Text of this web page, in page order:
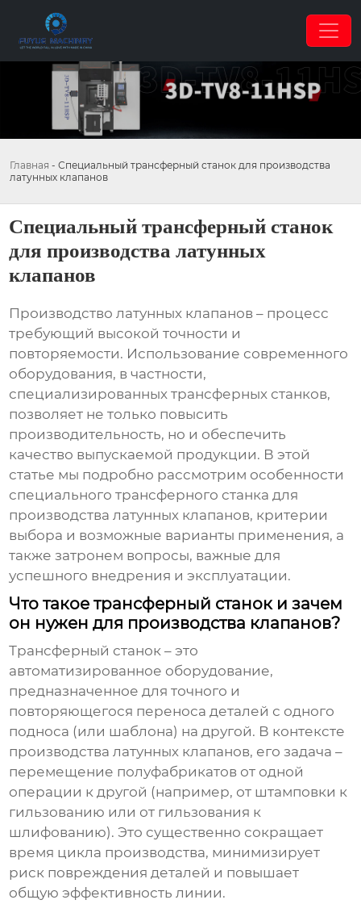
Главная - Специальный трансферный станок для производства
латунных клапанов
Специальный трансферный станок
для производства латунных
клапанов
Производство латунных клапанов – процесс
требующий высокой точности и
повторяемости. Использование современного
оборудования, в частности,
специализированных трансферных станков,
позволяет не только повысить
производительность, но и обеспечить
качество выпускаемой продукции. В этой
статье мы подробно рассмотрим особенности
специального трансферного станка для
производства латунных клапанов, критерии
выбора и возможные варианты применения, а
также затронем вопросы, важные для
успешного внедрения и эксплуатации.
Что такое трансферный станок и зачем
он нужен для производства клапанов?
Трансферный станок – это
автоматизированное оборудование,
предназначенное для точного и
повторяющегося переноса деталей с одного
подноса (или шаблона) на другой. В контексте
производства латунных клапанов, его задача –
перемещение полуфабрикатов от одной
операции к другой (например, от штамповки к
гильзованию или от гильзования к
шлифованию). Это существенно сокращает
время цикла производства, минимизирует
риск повреждения деталей и повышает
общую эффективность линии.